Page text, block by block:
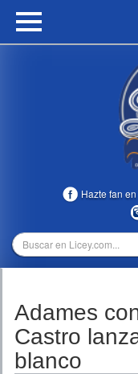
HOME
MULTIMEDIA
TEMPORADAS
Hazte fan
Adames
Castro
blanco